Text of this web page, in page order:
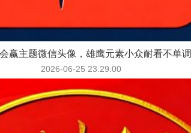
赢主题微信头像，雄鹰元素小众耐看不单调
2026-06-25 23:29:00